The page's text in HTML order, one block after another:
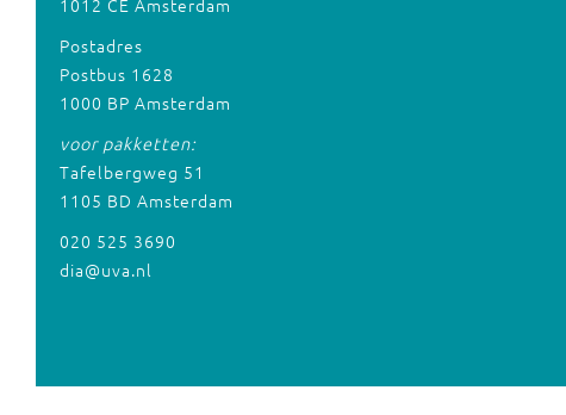
1012 CE Amsterdam
Postadres
Postbus 1628
1000 BP Amsterdam
voor pakketten:
Tafelbergweg 51
1105 BD Amsterdam
020 525 3690
dia@uva.nl